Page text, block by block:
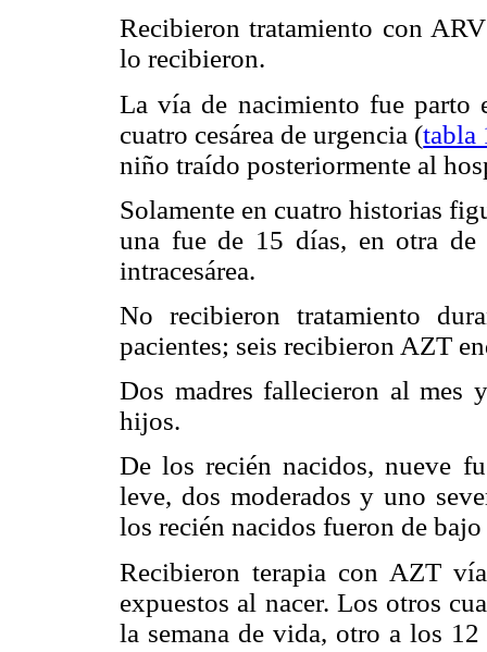
Recibieron tratamiento con
lo recibieron.
La vía de nacimiento fue parto
cuatro cesárea de urgencia (tabla
niño traído posteriormente al
Solamente en cuatro historias
una fue de 15 días, en otra
intracesárea.
No recibieron tratamiento
pacientes; seis recibieron AZT
Dos madres fallecieron al mes
hijos.
De los recién nacidos, nueve
leve, dos moderados y uno
los recién nacidos fueron de bajo
Recibieron terapia con AZT
expuestos al nacer. Los otros
la semana de vida, otro a los